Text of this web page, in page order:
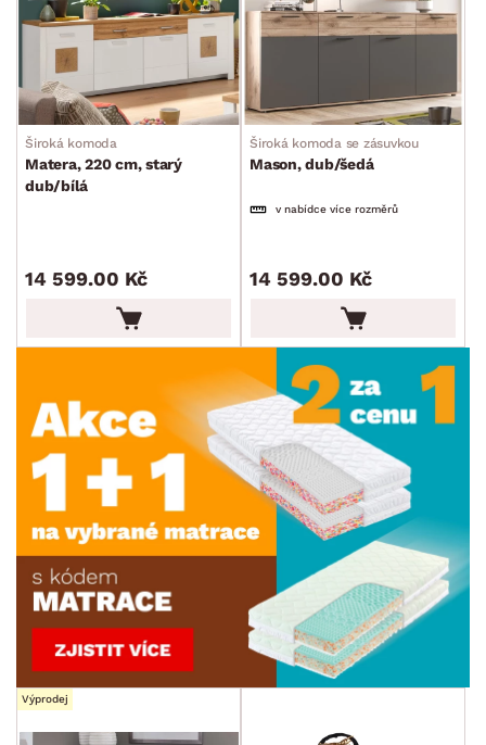
Široká komoda
Matera, 220 cm, starý
dub/bílá
14 599.00 Kč
Široká komoda se zásuvkou
Mason, dub/šedá
v nabídce více rozměrů
14 599.00 Kč
Výprodej